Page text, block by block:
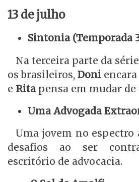
13 de julho
Sintonia (Temporada
Na terceira parte da
os brasileiros,Doni
e Rita pensa em mudar
Uma Advogada
Uma jovem no
desafios ao ser
escritório de advocacia.